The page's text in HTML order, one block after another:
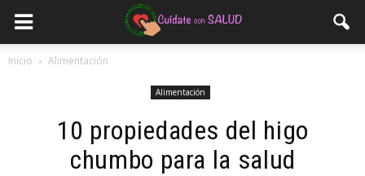
Inicio Alimentación
Alimentación
10 propiedades del higo
chumbo para la salud